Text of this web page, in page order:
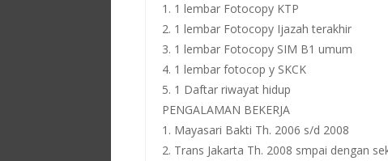
1. 1 lembar Fotocopy KTP
2. 1 lembar Fotocopy Ijazah terakhir
3. 1 lembar Fotocopy SIM B1 umum
4. 1 lembar fotocop y SKCK
5. 1 Daftar riwayat hidup
PENGALAMAN BEKERJA
1. Mayasari Bakti Th. 2006 s/d 2008
2. Trans Jakarta Th. 2008 smpai dengan